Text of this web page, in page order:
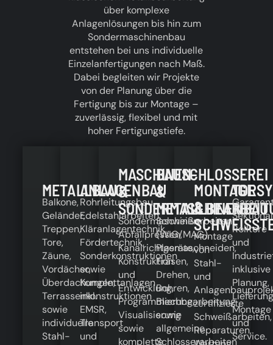
über komplexe
Anlagenlösungen bis hin zum
Sondermaschinenbau
entstehen bei uns individuelle
Einzelanfertigungen nach Maß.
Dabei begleiten wir Projekte
von der Planung über die
Fertigung bis zur Montage –
zuverlässig, flexibel und mit
hoher Fertigungstiefe.
METALLBAU
Balkone,
Geländer,
Treppen,
Tore,
Zäune,
Vordächer,
Überdachungen,
Terrassenkonstruktionen
sowie
individuelle
Stahl-
ANLAGENBAU
Rohrleitungsbau,
Edelstahlarbeiten,
Kläranlagentechnik,
Fördertechnik,
Sonderkonstruktionen
sowie
Komplettanlagen
inkl.
EMSR,
Transport
und
MASCHINEN-
&
SONDERMASCHINENBAU
Sondermaschinen,
Abfallpressen,
Kanalrichtgeräte,
Konstruktion
und
Entwicklung,
Programmierung,
Visualisierung
sowie
komplette
BAUSCHLOSSEREI
&
Schweißarbeiten
(WIG/MAG),
Plasmaschneiden,
Fräsen,
Drehen,
Bohren,
Blechbearbeitung
sowie
allgemeine
Schlosserarbeiten
MONTAGE
&
Montage
von
Stahl-
und
zertifizierte
Schweißarbeiten,
Reparaturen,
Rolltore
und
inklusive
Planung,
Montage
und
Service.